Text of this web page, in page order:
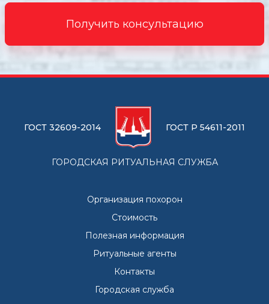
Получить консультацию
ГОСТ 32609-2014 ГОСТ Р 54611-2011
ГОРОДСКАЯ РИТУАЛЬНАЯ СЛУЖБА
Организация похорон
Стоимость
Полезная информация
Ритуальные агенты
Контакты
Городская служба